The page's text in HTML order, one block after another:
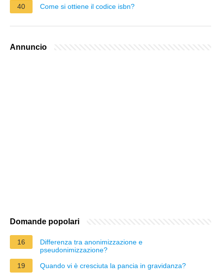
40 Come si ottiene il codice isbn?
Annuncio
Domande popolari
16
Differenza tra anonimizzazione e
pseudonimizzazione?
19
Quando vi è cresciuta la pancia in gravidanza?